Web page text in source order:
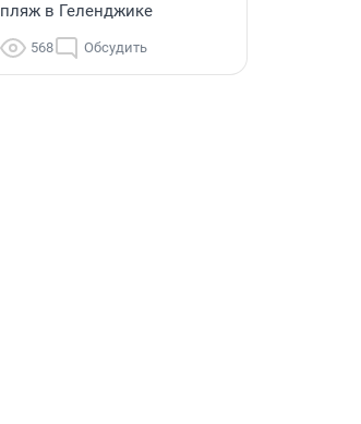
пляж в Геленджике
568 Обсудить